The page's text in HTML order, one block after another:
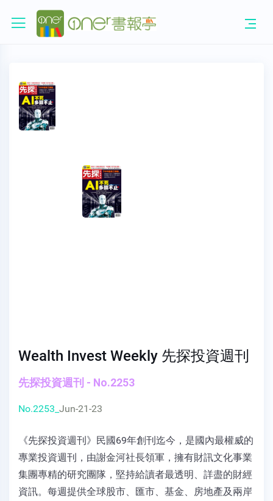
Wealth Invest Weekly 先探投資週刊
先探投資週刊 - No.2253
No.2253_ Jun-21-23
《先探投資週刊》民國69年創刊迄今，是國內最權威的
專業投資週刊，由謝金河社長領軍，擁有財訊文化事業
集團專精的研究團隊，堅持給讀者最透明、詳盡的財經
資訊。每週提供全球股市、匯市、基金、房地產及兩岸